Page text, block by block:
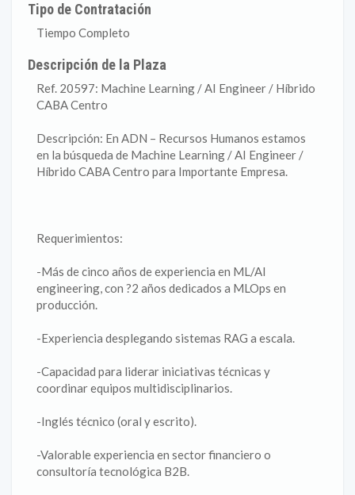
Tipo de Contratación
Tiempo Completo
Descripción de la Plaza
Ref. 20597: Machine Learning / AI Engineer / Híbrido
CABA Centro
Descripción: En ADN – Recursos Humanos estamos
en la búsqueda de Machine Learning / AI Engineer /
Híbrido CABA Centro para Importante Empresa.
Requerimientos:
-Más de cinco años de experiencia en ML/AI
engineering, con ?2 años dedicados a MLOps en
producción.
-Experiencia desplegando sistemas RAG a escala.
-Capacidad para liderar iniciativas técnicas y
coordinar equipos multidisciplinarios.
-Inglés técnico (oral y escrito).
-Valorable experiencia en sector financiero o
consultoría tecnológica B2B.